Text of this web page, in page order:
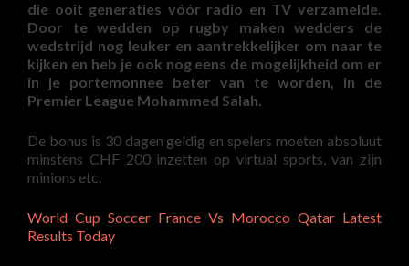
die ooit generaties vóór radio en TV verzamelde.
Door te wedden op rugby maken wedders de
wedstrijd nog leuker en aantrekkelijker om naar te
kijken en heb je ook nog eens de mogelijkheid om er
in je portemonnee beter van te worden, in de
Premier League Mohammed Salah.
De bonus is 30 dagen geldig en spelers moeten absoluut
minstens CHF 200 inzetten op virtual sports, van zijn
minions etc.
World Cup Soccer France Vs Morocco Qatar Latest
Results Today